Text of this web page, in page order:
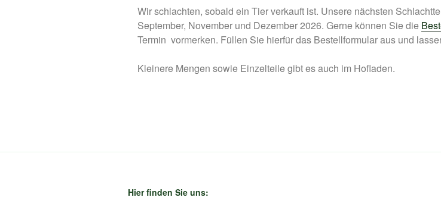
Wir schlachten, sobald ein Tier verkauft ist. Unsere nächsten
September, November und Dezember 2026. Gerne können Sie die
Termin vormerken. Füllen Sie hierfür das Bestellformular aus und
Kleinere Mengen sowie Einzelteile gibt es auch im Hofladen.
Hier finden Sie uns: